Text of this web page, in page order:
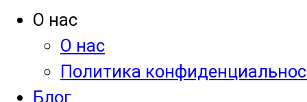
О нас
О нас
Политика
Блог